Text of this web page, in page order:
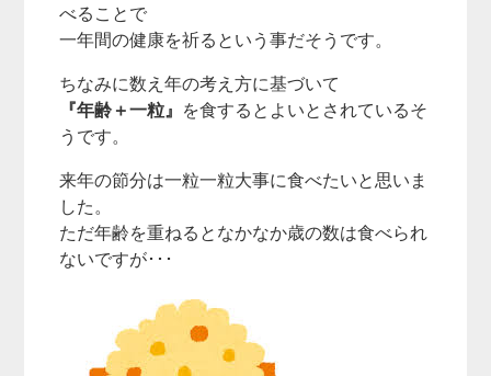
べることで
一年間の健康を祈るという事だそうです。
ちなみに数え年の考え方に基づいて
『年齢＋一粒』 を食するとよいとされているそ
うです。
来年の節分は一粒一粒大事に食べたいと思いま
した。
ただ年齢を重ねるとなかなか歳の数は食べられ
ないですが･･･